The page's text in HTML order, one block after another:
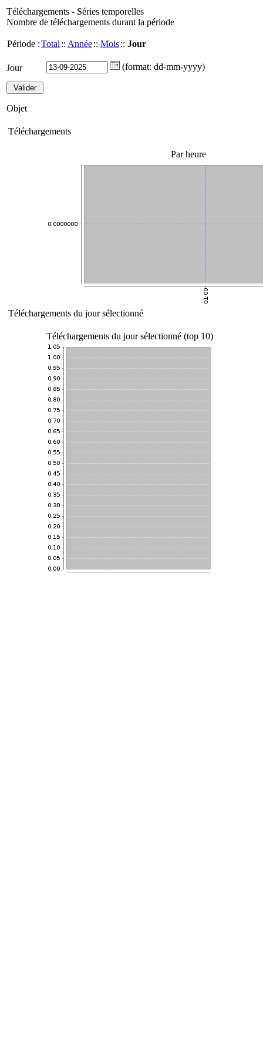
Téléchargements - Séries temporelles
Nombre de téléchargements durant la période
Période :Total :: Année:: Mois:: Jour
Jour (format: dd-mm-yyyy)
Objet
Téléchargements
Par heure
Téléchargements du jour sélectionné
Téléchargements du jour sélectionné (top 10)